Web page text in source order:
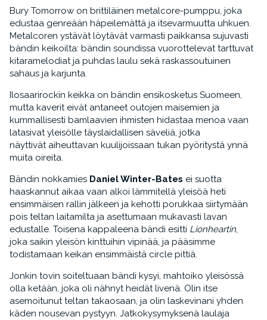
Bury Tomorrow on brittiläinen metalcore-pumppu, joka
edustaa genreään häpeilemättä ja itsevarmuutta uhkuen.
Metalcoren ystävät löytävät varmasti paikkansa sujuvasti
bändin keikoilta: bändin soundissa vuorottelevat tarttuvat
kitaramelodiat ja puhdas laulu sekä raskassoutuinen
sahaus ja karjunta.
Ilosaarirockin keikka on bändin ensikosketus Suomeen,
mutta kaverit eivät antaneet outojen maisemien ja
kummallisesti bamlaavien ihmisten hidastaa menoa vaan
latasivat yleisölle täyslaidallisen säveliä, jotka
näyttivät aiheuttavan kuulijoissaan tukan pyöritystä ynnä
muita oireita.
Bändin nokkamies Daniel Winter-Bates ei suotta
haaskannut aikaa vaan alkoi lämmitellä yleisöä heti
ensimmäisen rallin jälkeen ja kehotti porukkaa siirtymään
pois teltan laitamilta ja asettumaan mukavasti lavan
edustalle. Toisena kappaleena bändi esitti Lionheartin,
joka saikin yleisön kinttuihin vipinää, ja pääsimme
todistamaan keikan ensimmäistä circle pittiä.
Jonkin tovin soiteltuaan bändi kysyi, mahtoiko yleisössä
olla ketään, joka oli nähnyt heidät livenä. Olin itse
asemoitunut teltan takaosaan, ja olin laskevinani yhden
käden nousevan pystyyn. Jatkokysymyksenä laulaja